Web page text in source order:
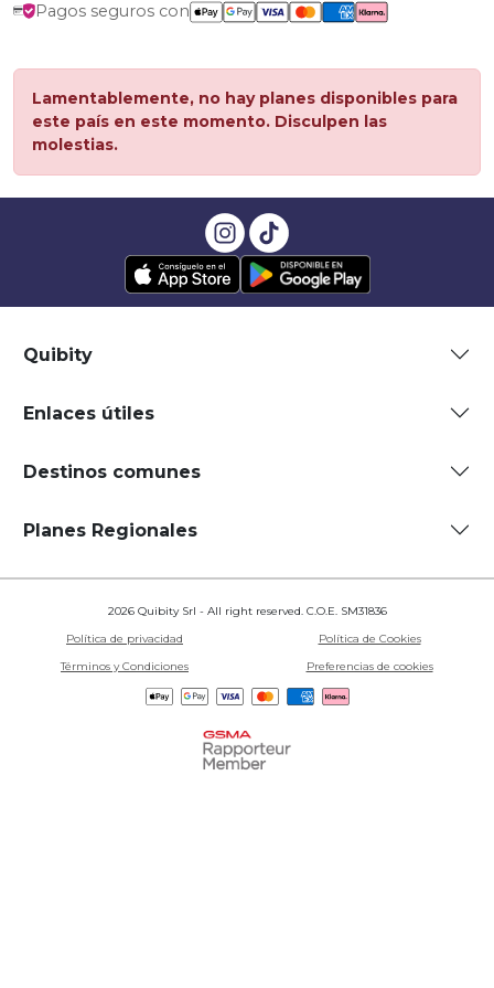
Pagos seguros con
Lamentablemente, no hay planes disponibles para
este país en este momento. Disculpen las
molestias.
Quibity
Enlaces útiles
Destinos comunes
Planes Regionales
2026 Quibity Srl - All right reserved. C.O.E. SM31836
Política de privacidad
Política de Cookies
Términos y Condiciones
Preferencias de cookies